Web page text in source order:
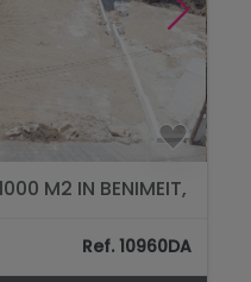
M2 IN BENIMEIT,
Ref. 10960DA